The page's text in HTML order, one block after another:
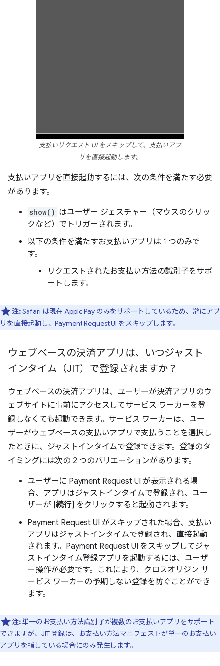
支払いリクエスト UI をスキップして、支払いアプ
リを直接起動します。
支払いアプリを直接起動するには、次の条件を満たす必要
があります。
show() はユーザー ジェスチャー（マウスのクリッ
クなど）でトリガーされます。
以下の条件を満たすお支払いアプリは 1 つのみで
す。
リクエストされたお支払い方法の識別子をサポ
ートします。
注:Safari は現在 Apple Pay のみをサポートしているため、常にアプ
リを直接起動し、Payment Request UI をスキップします。
ウェブベースの決済アプリは、いつジャスト
インタイム（JIT）で登録されますか？
ウェブベースの決済アプリは、ユーザーが決済アプリのウ
ェブサイトに事前にアクセスしてサービス ワーカーを登
録しなくても起動できます。サービス ワーカーは、ユー
ザーがウェブベースの支払いアプリで支払うことを選択し
たときに、ジャストインタイムで登録できます。登録のタ
イミングには次の 2 つのバリエーションがあります。
ユーザーに Payment Request UI が表示される場
合、アプリはジャストインタイムで登録され、ユー
ザーが [続行] をクリックすると起動されます。
Payment Request UI がスキップされた場合、支払い
アプリはジャストインタイムで登録され、直接起動
されます。Payment Request UI をスキップしてジャ
ストインタイム登録アプリを起動するには、ユーザ
ー操作が必要です。これにより、クロスオリジン サ
ービス ワーカーの予期しない登録を防ぐことができ
ます。
注:単一のお支払い方法識別子が複数のお支払いアプリをサポート
できますが、JIT 登録は、お支払い方法マニフェストが単一のお支払い
アプリを指している場合にのみ発生します。